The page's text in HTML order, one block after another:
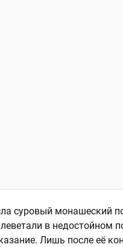
суровый монашеский
в недостойном
Лишь после её